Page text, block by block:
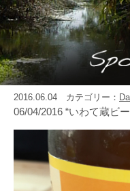
2016.06.04 カテゴリー：
06/04/2016 “いわて蔵ビ